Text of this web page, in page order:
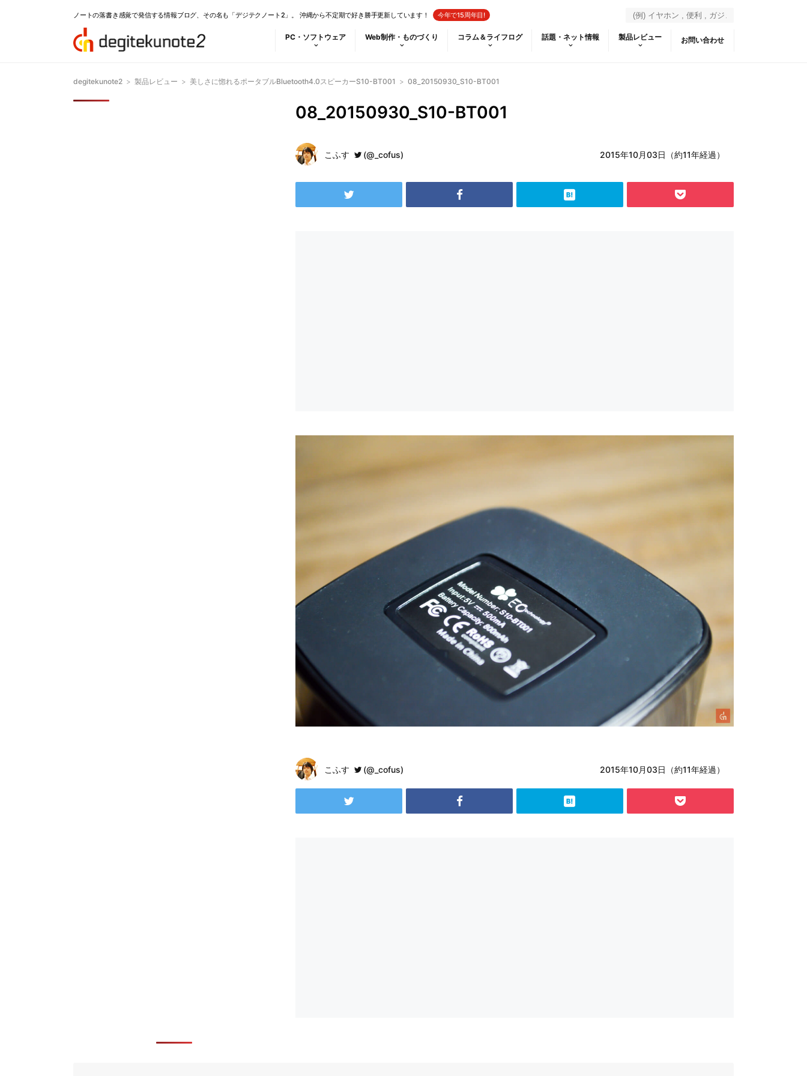
ノートの落書き感覚で発信する情報ブログ、その名も「デジテクノート2」。 沖縄から不定期で好き勝手更新しています！ 今年で15周年目!
PC・ソフトウェア Web制作・ものづくり コラム＆ライフログ 話題・ネット情報 製品レビュー お問い合わせ
degitekunote2 > 製品レビュー > 美しさに惚れるポータブルBluetooth4.0スピーカーS10-BT001 > 08_20150930_S10-BT001
08_20150930_S10-BT001
こふす (@_cofus) 2015年10月03日（約11年経過）
こふす (@_cofus) 2015年10月03日（約11年経過）